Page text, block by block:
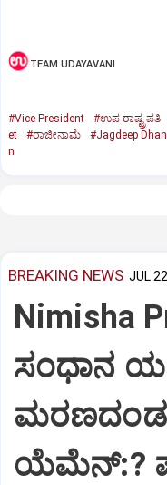
TEAM UDAYAVANI
#Vice President #ಉಪ ರಾಷ್ಟ್ರಪತಿ
et
#ರಾಜೀನಾಮೆ #Jagdeep
n
BREAKING NEWS JUL
Nimisha
ಸಂಧಾನ
ಯೆಮೆನ್:?